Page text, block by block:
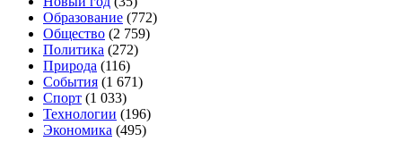
Образование (772)
Общество (2 759)
Политика (272)
Природа (116)
События (1 671)
Спорт (1 033)
Технологии (196)
Экономика (495)